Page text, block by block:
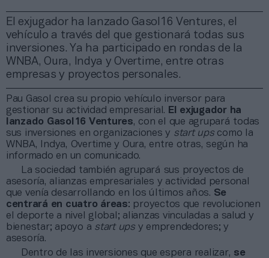
El exjugador ha lanzado Gasol16 Ventures, el
vehículo a través del que gestionará todas sus
inversiones. Ya ha participado en rondas de la
WNBA, Oura, Indya y Overtime, entre otras
empresas y proyectos personales.
Pau Gasol crea su propio vehículo inversor para
gestionar su actividad empresarial. El exjugador ha
lanzado Gasol16 Ventures, con el que agrupará todas
sus inversiones en organizaciones y start upscomo la
WNBA, Indya, Overtime y Oura, entre otras, según ha
informado en un comunicado.
La sociedad también agrupará sus proyectos de
asesoría, alianzas empresariales y actividad personal
que venía desarrollando en los últimos años. Se
centrará en cuatro áreas: proyectos que revolucionen
el deporte a nivel global; alianzas vinculadas a salud y
bienestar; apoyo a start upsy emprendedores; y
asesoría.
Dentro de las inversiones que espera realizar, se